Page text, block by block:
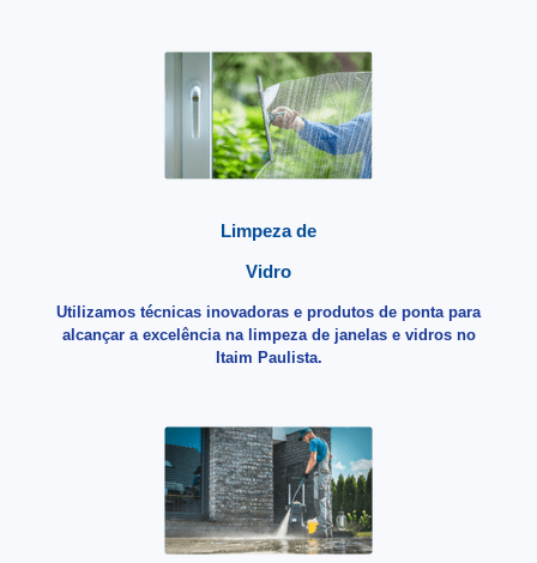
Limpeza de
Vidro
Utilizamos técnicas inovadoras e produtos de ponta para
alcançar a excelência na limpeza de janelas e vidros no
Itaim Paulista.